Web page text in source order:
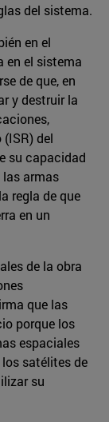
del sistema.
en el
en el sistema
de que, en
y destruir la
del
su capacidad
las armas
regla de que
en un
de la obra
que las
porque los
espaciales
satélites de
su